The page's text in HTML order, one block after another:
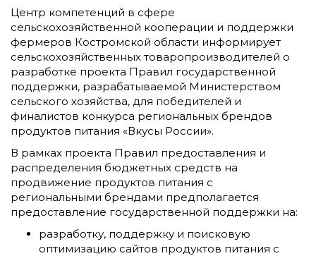
Центр компетенций в сфере
сельскохозяйственной кооперации и поддержки
фермеров Костромской области информирует
сельскохозяйственных товаропроизводителей о
разработке проекта Правил государственной
поддержки, разрабатываемой Министерством
сельского хозяйства, для победителей и
финалистов конкурса региональных брендов
продуктов питания «Вкусы России».
В рамках проекта Правил предоставления и
распределения бюджетных средств на
продвижение продуктов питания с
региональными брендами предполагается
предоставление государственной поддержки на:
разработку, поддержку и поисковую
оптимизацию сайтов продуктов питания с